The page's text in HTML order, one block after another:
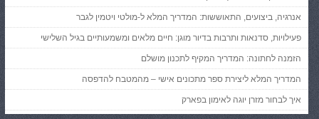
אנרגיה, ביצועים, התאוששות: המדריך המלא ל-מולטי ויטמין לגבר
פעילויות, סדנאות ותרבות בדיור מוגן: חיים מלאים ומשמעותיים בגיל השלישי
הזמנה לחתונה: המדריך המקיף לתכנון מושלם
המדריך המלא ליצירת ספר מתכונים אישי – מהמטבח להדפסה
איך לבחור מזרן יוגה לאימון בפארק